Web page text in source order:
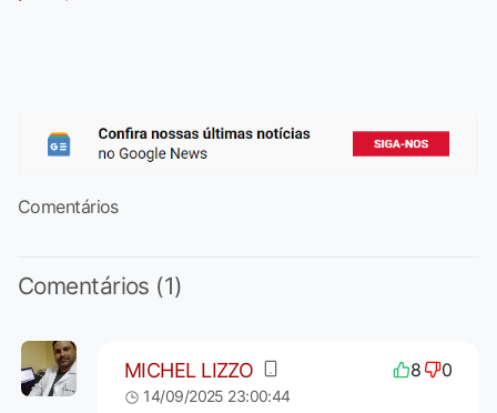
Comentários
Comentários (1)
MICHEL LIZZO 8 0
14/09/2025 23:00:44